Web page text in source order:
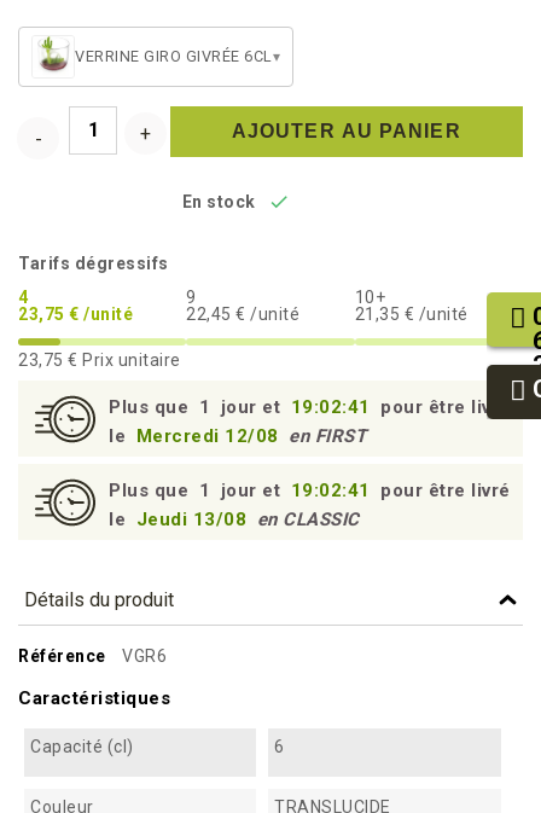
VERRINE GIRO GIVRÉE 6CL ▾
AJOUTER AU PANIER
En stock 
Tarifs dégressifs
4
23,75 € /unité
9
22,45 € /unité
10+
21,35 € /unité
23,75 € Prix unitaire
Plus que 1 jour et 19:02:41
pour être livré
le
Mercredi 12/08 en FIRST
Plus que 1 jour et 19:02:41
pour être livré
le
Jeudi 13/08 en CLASSIC
Détails du produit
Référence VGR6
Caractéristiques
Capacité (cl) 6
Couleur TRANSLUCIDE